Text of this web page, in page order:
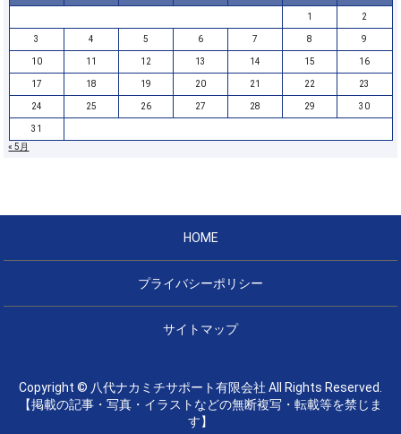
1 2
3 4 5 6 7 8 9
10 11 12 13 14 15 16
17 18 19 20 21 22 23
24 25 26 27 28 29 30
31
« 5月
HOME
プライバシーポリシー
サイトマップ
Copyright © 八代ナカミチサポート有限会社 All Rights Reserved.
【掲載の記事・写真・イラストなどの無断複写・転載等を禁じま
す】